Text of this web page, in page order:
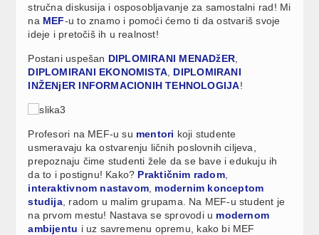
stručna diskusija i osposobljavanje za samostalni rad! Mi
na MEF-u to znamo i pomoći ćemo ti da ostvariš svoje
ideje i pretočiš ih u realnost!
Postani uspešan DIPLOMIRANI MENADžER,
DIPLOMIRANI EKONOMISTA DIPLOMIRANI
INŽENjER INFORMACIONIH TEHNOLOGIJA!
Profesori na MEF-u su mentori koji studente
usmeravaju ka ostvarenju ličnih poslovnih ciljeva,
prepoznaju čime studenti žele da se bave i edukuju ih
da to i postignu! Kako? Praktičnim radom,
interaktivnom nastavom modernim konceptom
studija, radom u malim grupama. Na MEF-u student je
na prvom mestu! Nastava se sprovodi u modernom
ambijentu i uz savremenu opremu, kako bi MEF